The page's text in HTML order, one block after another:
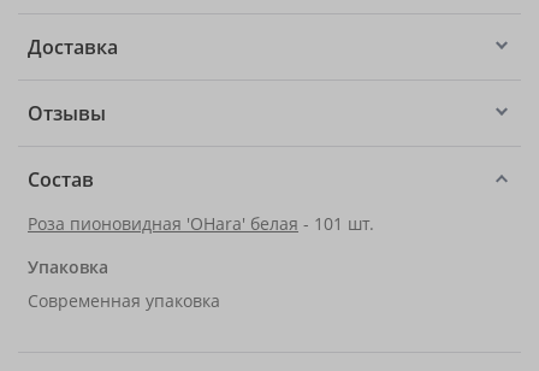
Доставка
Отзывы
Состав
Роза пионовидная 'OHara' белая - 101 шт.
Упаковка
Современная упаковка